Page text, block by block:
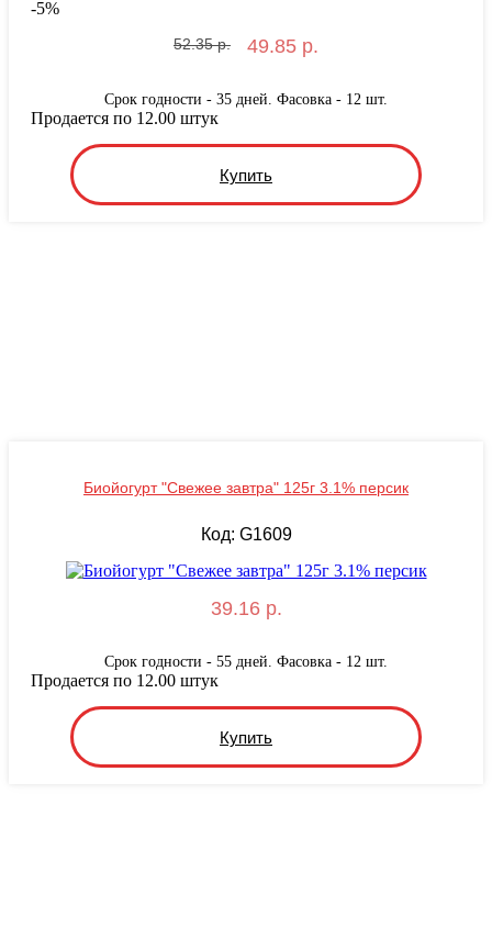
-5%
52.35 р. 49.85 р.
Срок годности - 35 дней. Фасовка - 12 шт.
Купить
Продается по 12.00 штук
Биойогурт "Свежее завтра" 125г 3.1% персик
Код: G1609
39.16 р.
Срок годности - 55 дней. Фасовка - 12 шт.
Купить
Продается по 12.00 штук